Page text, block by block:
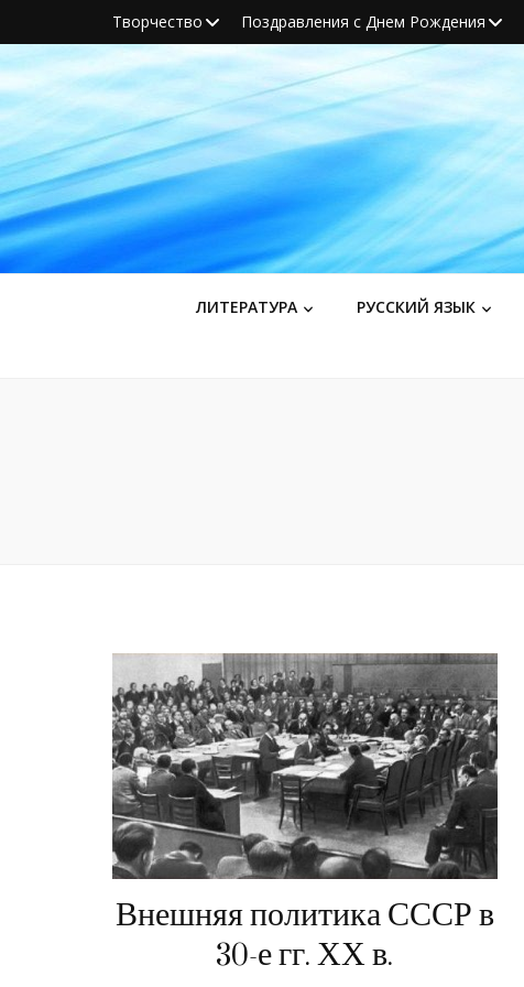
Творчество Поздравления с Днем Рождения
ЛИТЕРАТУРА РУССКИЙ ЯЗЫК
Внешняя политика СССР в
30-е гг. ХХ в.